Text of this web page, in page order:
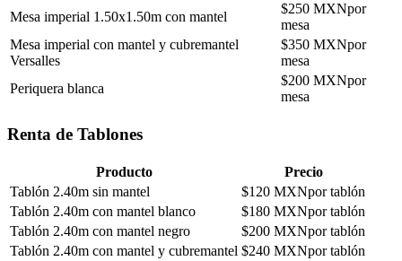
Mesa imperial 1.50x1.50m con mantel
$250 MXNpor
mesa
Mesa imperial con mantel y cubremantel
Versalles
$350 MXNpor
mesa
Periquera blanca
$200 MXNpor
mesa
Renta de Tablones
Producto
Precio
Tablón 2.40m sin mantel
$120 MXNpor tablón
Tablón 2.40m con mantel blanco
$180 MXNpor tablón
Tablón 2.40m con mantel negro
$200 MXNpor tablón
Tablón 2.40m con mantel y cubremantel $240 MXNpor tablón